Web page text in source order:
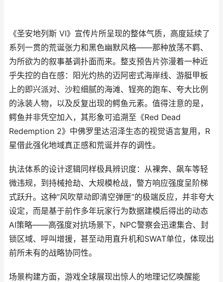
《圣安地列斯 VI》宣传片所呈现的整体气质，高度延续了
系列一贯的荒诞张力和黑色幽默风格——那种放荡不羁、
为所欲为的叙事基调扑面而来。整支预告片弥漫着一种近
乎失控的自在感：阳光灼热的迈阿密式海岸线、游艇甲板
上的即兴派对、沙粒细腻的海滩、锃亮的跑车、夸大比例
的泳装人物，以及反复出现的鳄鱼元素。值得注意的是，
鳄鱼并非凭空加入，其形象可追溯至《Red Dead
Redemption 2》中佛罗里达沼泽生态的视觉语言复用，R
星借此强化地域真正感和荒诞并存的调性。
执法体系的设计逻辑同样极具辨识度：从裸奔、飙车等轻
微违规，到持械抢劫、大规模枪战，警方响应强度呈阶梯
式跃升。这种“风吹草动即清空弹匣”的极端反应，并非夸大
设定，而是基于前作多年玩家行为数据建模后得出的动态
AI策略——高强度对抗场景下，NPC警察会迅速集合、封
锁区域、呼叫增援，甚至动用直升机和SWAT单位，体现出
前所未有的战略协同性。
场景构建方面，游戏全球展现出惊人的地理记忆唤醒能